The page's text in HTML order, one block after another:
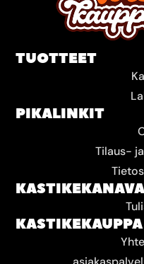
TUOTTEET
PIKALINKIT
Tilaus-
KASTIKEKANAVA
KASTIKEKAUPPA